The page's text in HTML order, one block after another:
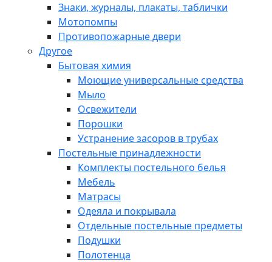
Знаки, журналы, плакаты, таблички
Мотопомпы
Противопожарные двери
Другое
Бытовая химия
Моющие универсальные средства
Мыло
Освежители
Порошки
Устранение засоров в трубах
Постельные принадлежности
Комплекты постельного белья
Мебель
Матрасы
Одеяла и покрывала
Отдельные постельные предметы
Подушки
Полотенца